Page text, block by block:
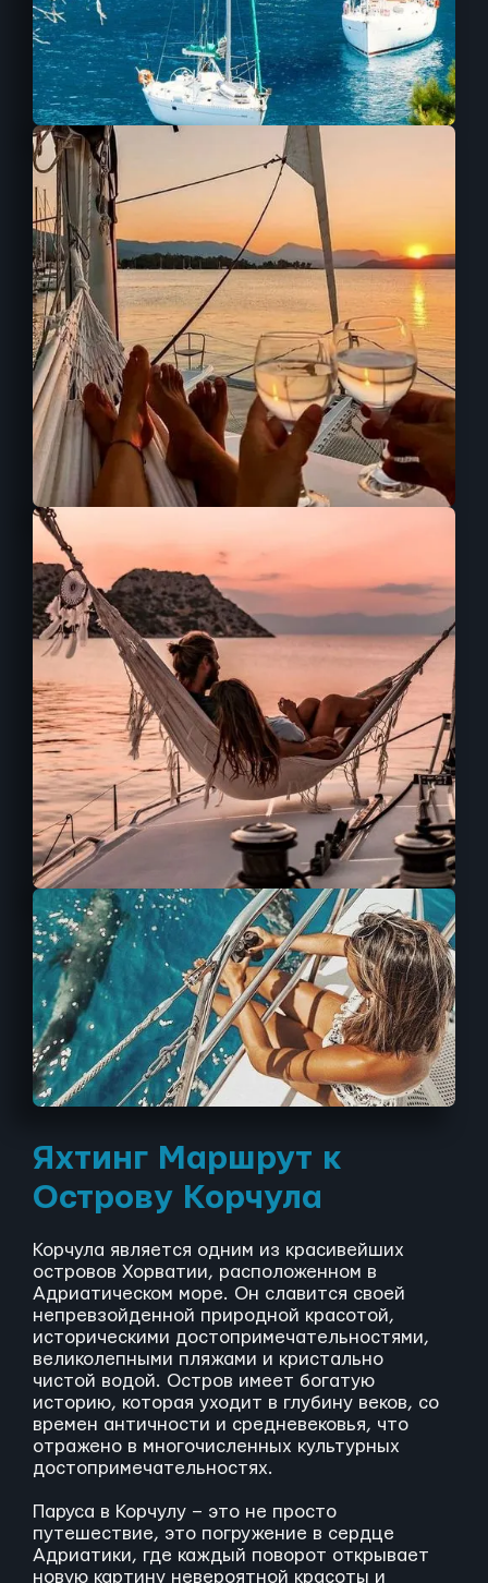
Яхтинг Маршрут к
Острову Корчула
Корчула является одним из красивейших
островов Хорватии, расположенном в
Адриатическом море. Он славится своей
непревзойденной природной красотой,
историческими достопримечательностями,
великолепными пляжами и кристально
чистой водой. Остров имеет богатую
историю, которая уходит в глубину веков, со
времен античности и средневековья, что
отражено в многочисленных культурных
достопримечательностях.
Паруса в Корчулу – это не просто
путешествие, это погружение в сердце
Адриатики, где каждый поворот открывает
новую картину невероятной красоты и